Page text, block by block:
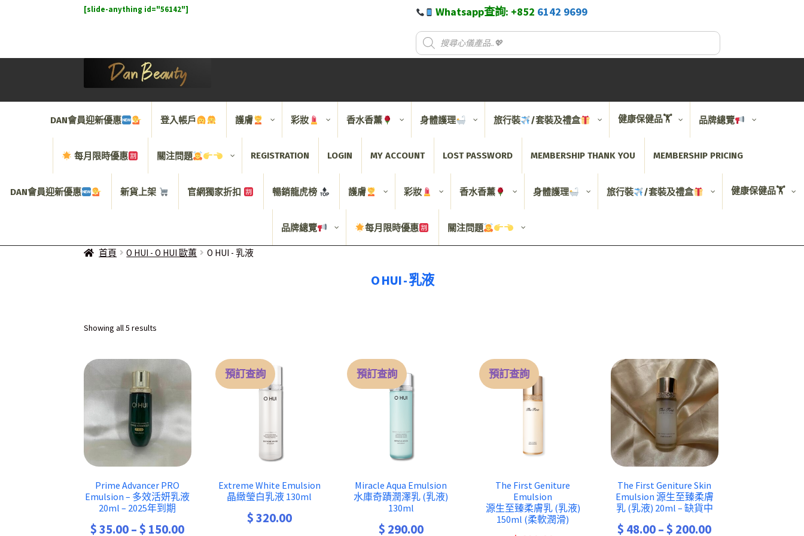
[slide-anything id="56142"] Whatsapp查詢: +852 6142 9699
DAN會員迎新優惠 登入帳戶 護膚 彩妝 香水香薰 身體護理 旅行裝 /套裝及禮盒 健康保健品🏋️ 品牌總覽
每月限時優惠 關注問題 REGISTRATION LOGIN MY ACCOUNT LOST PASSWORD MEMBERSHIP THANK YOU MEMBERSHIP PRICING
DAN會員迎新優惠 新貨上架 官網獨家折扣 暢銷龍虎榜 護膚 彩妝 香水香薰 身體護理 旅行裝 /套裝及禮盒 健康保健品🏋️
品牌總覽 每月限時優惠 關注問題
首頁 O HUI - O HUI 歐蕙 O HUI - 乳液
O HUI - 乳液
Showing all 5 results
Prime Advancer PRO
Emulsion – 多效活妍乳液
20ml – 2025年到期
$35.00– $ 150.00Price
預訂查詢
Extreme White Emulsion
晶緻瑩白乳液 130ml
$320.00
預訂查詢
Miracle Aqua Emulsion
水庫奇蹟潤澤乳 (乳液)
130ml
$ 290.00
預訂查詢
The First Geniture
Emulsion
源生至臻柔膚乳 (乳液)
150ml (柔軟潤滑)
The First Geniture Skin
Emulsion 源生至臻柔膚
乳 (乳液) 20ml – 缺貨中
$ 48.00–$ 200.00Price